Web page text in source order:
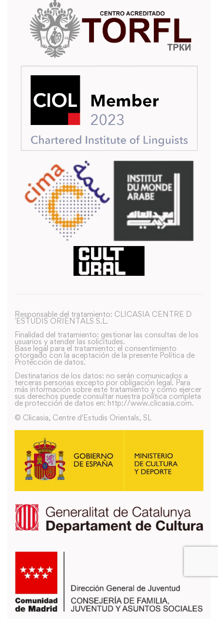
Responsable del tratamiento: CLICASIA CENTRE D
´ESTUDIS ORIENTALS S.L.
Finalidad del tratamiento: gestionar las consultas de los
usuarios y atender las solicitudes.
Base legal para el tratamiento: el consentimiento
otorgado con la aceptación de la presente Política de
Protección de datos.
Destinatarios de los datos: no serán comunicados a
terceras personas excepto por obligación legal. Para
más información sobre este tratamiento y como ejercer
sus derechos puede consultar nuestra política completa
de protección de datos en: http://www.clicasia.com.
© Clicasia, Centre d'Estudis Orientals, SL